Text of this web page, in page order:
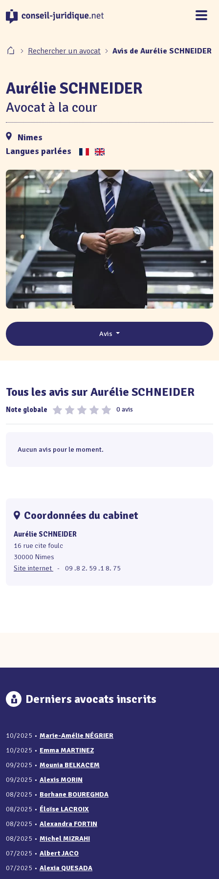
Rechercher un avocat Avis de Aurélie SCHNEIDER
Aurélie SCHNEIDER
Avocat à la cour
Nimes
Langues parlées
Avis
Tous les avis sur Aurélie SCHNEIDER
Note globale 0 avis
Aucun avis pour le moment.
Coordonnées du cabinet
Aurélie SCHNEIDER
16 rue cite foulc
30000 Nimes
Site internet
- 09 .8 2. 59 .1 8. 75
Derniers avocats inscrits
10/2025 • Marie-Amélie NÉGRIER
10/2025 • Emma MARTINEZ
09/2025 • Mounia BELKACEM
09/2025 • Alexis MORIN
08/2025 • Borhane BOUREGHDA
08/2025 • Éloïse LACROIX
08/2025 • Alexandra FORTIN
08/2025 • Michel MIZRAHI
07/2025 • Albert JACO
07/2025 • Alexia QUESADA